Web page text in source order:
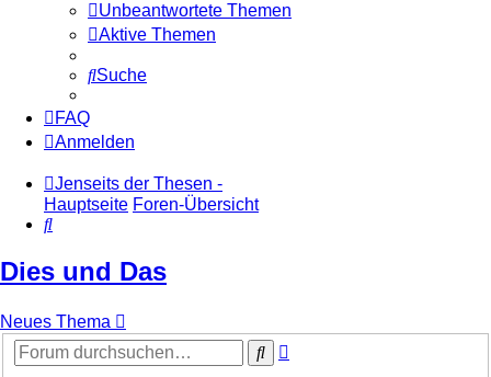
Unbeantwortete Themen
Aktive Themen
Suche
FAQ
Anmelden
Jenseits der Thesen -
Hauptseite Foren-Übersicht
Suche
Dies und Das
Neues Thema
Suche